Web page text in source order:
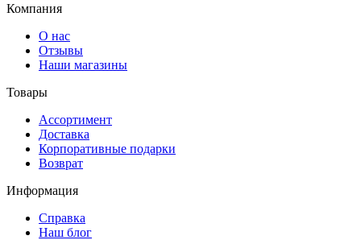
Компания
О нас
Отзывы
Наши магазины
Товары
Ассортимент
Доставка
Корпоративные подарки
Возврат
Информация
Справка
Наш блог